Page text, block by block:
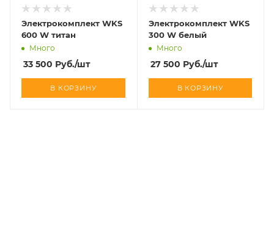
Электрокомплект WKS
600 W титан
Много
33 500 Руб./шт
В КОРЗИНУ
Электрокомплект WKS
300 W белый
Много
27 500 Руб./шт
В КОРЗИНУ